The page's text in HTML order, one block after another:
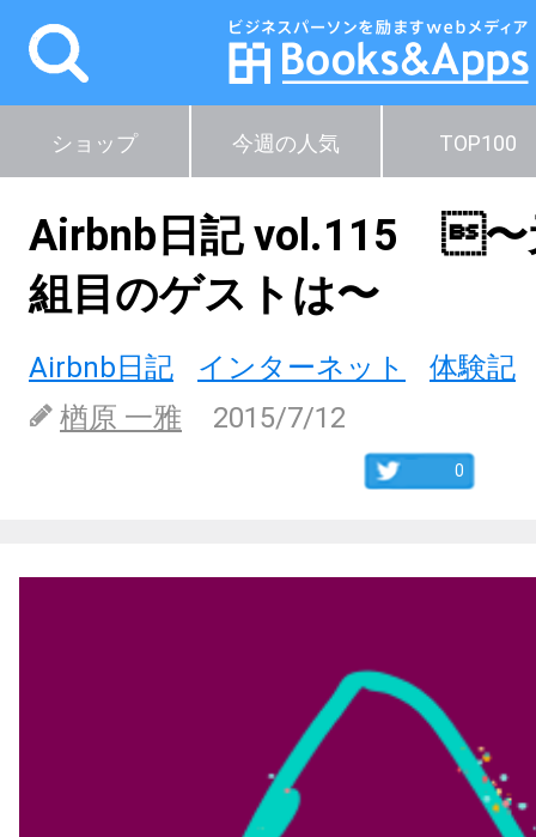
ショップ 今週の人気 TOP100
Airbnb日記 vol.115 〜
組目のゲストは〜
Airbnb日記 インターネット
体験記
楢原 一雅
2015/7/12
0